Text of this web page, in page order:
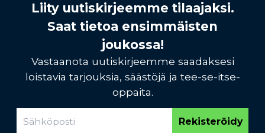
Liity uutiskirjeemme tilaajaksi.
Saat tietoa ensimmäisten
joukossa!
Vastaanota uutiskirjeemme saadaksesi
loistavia tarjouksia, säästöjä ja tee-se-itse-
oppaita.
Rekisteröidy